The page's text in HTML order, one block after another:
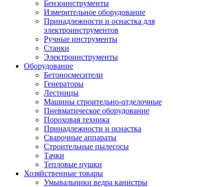
Бензоинструменты
Измерительное оборудование
Принадлежности и оснастка для
электроинструментов
Ручные инструменты
Станки
Электроинструменты
Оборудование
Бетоносмесители
Генераторы
Лестницы
Машины строительно-отделочные
Пневматическое оборудование
Пороховая техника
Принадлежности и оснастка
Сварочные аппараты
Строительные пылесосы
Тачки
Тепловые пушки
Хозяйственные товары
Умывальники ведра канистры